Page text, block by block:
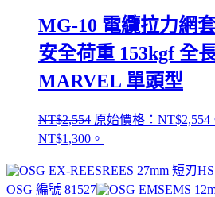
MG-10 電纜拉力網
安全荷重 153kgf 全
MARVEL 單頭型
NT$2,554 原始價格：NT$2,554
NT$1,300。
REES 27mm 短刃
OSG 編號 81527
EMS